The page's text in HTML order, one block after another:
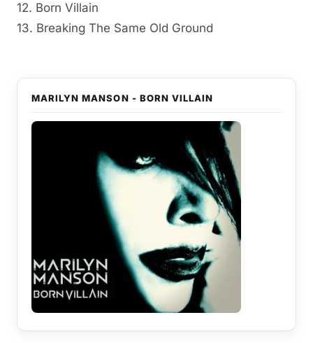
12. Born Villain
13. Breaking The Same Old Ground
MARILYN MANSON - BORN VILLAIN